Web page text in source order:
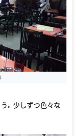
。少しずつ色々な